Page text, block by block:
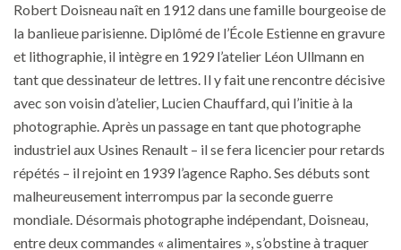
Robert Doisneau naît en 1912 dans une famille bourgeoise de
la banlieue parisienne. Diplômé de l’École Estienne en gravure
et lithographie, il intègre en 1929 l’atelier Léon Ullmann en
tant que dessinateur de lettres. Il y fait une rencontre décisive
avec son voisin d’atelier, Lucien Chauffard, qui l’initie à la
photographie. Après un passage en tant que photographe
industriel aux Usines Renault – il se fera licencier pour retards
répétés – il rejoint en 1939 l’agence Rapho. Ses débuts sont
malheureusement interrompus par la seconde guerre
mondiale. Désormais photographe indépendant, Doisneau,
entre deux commandes « alimentaires », s’obstine à traquer